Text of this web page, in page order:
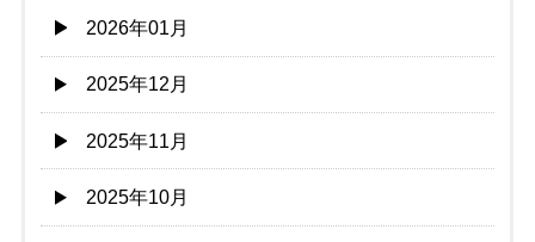
2026年01月
2025年12月
2025年11月
2025年10月